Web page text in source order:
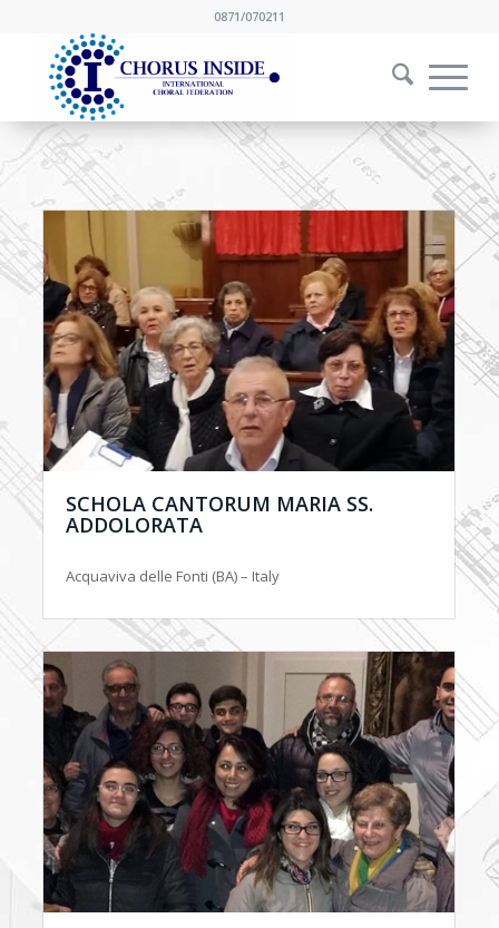
0871/070211
SCHOLA CANTORUM MARIA SS.
ADDOLORATA
Acquaviva delle Fonti (BA) – Italy